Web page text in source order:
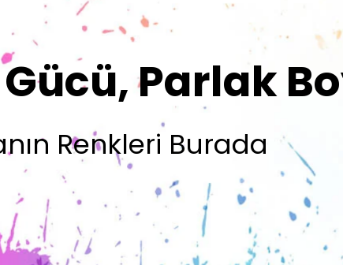
Sizin İmzanız
Olsun